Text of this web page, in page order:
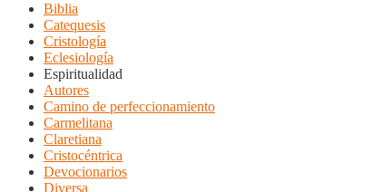
Biblia
Catequesis
Cristología
Eclesiología
Espiritualidad
Autores
Camino de perfeccionamiento
Carmelitana
Claretiana
Cristocéntrica
Devocionarios
Diversa